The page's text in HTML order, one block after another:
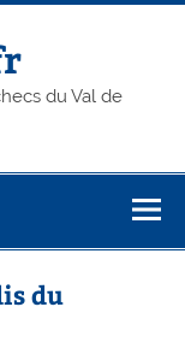
du Val de
du